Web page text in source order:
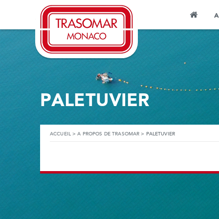
PALETUVIER
ACCUEIL>A PROPOS DE TRASOMAR > PALETUVIER